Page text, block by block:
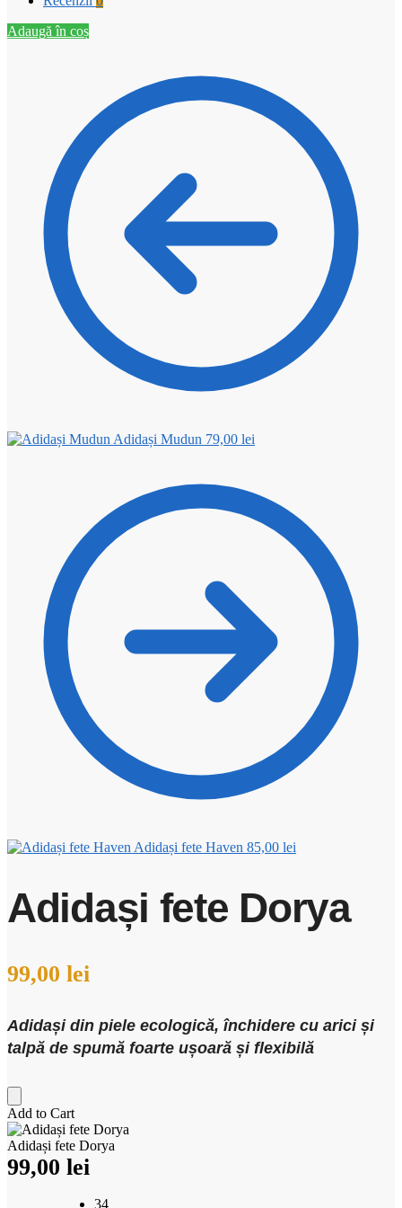
Adaugă în coș
Adidași Mudun 79,00 lei
Adidași fete Haven 85,00 lei
Adidași fete Dorya
99,00 lei
Adidași din piele ecologică, închidere cu arici și
talpă de spumă foarte ușoară și flexibilă
Add to Cart
Adidași fete Dorya
99,00 lei
34